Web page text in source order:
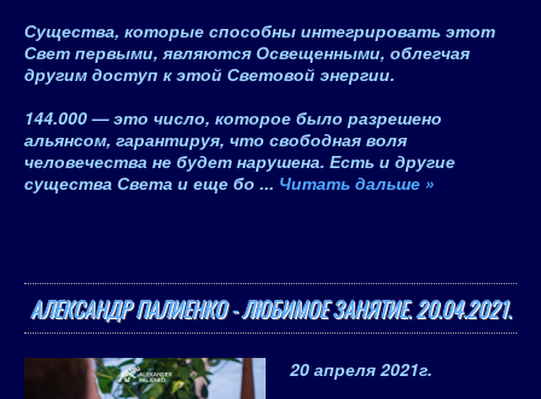
Существа, которые способны интегрировать этот
Свет первыми, являются Освещенными, облегчая
другим доступ к этой Световой энергии.
144.000 — это число, которое было разрешено
альянсом, гарантируя, что свободная воля
человечества не будет нарушена. Есть и другие
существа Света и еще бо ... Читать дальше »
АЛЕКСАНДР ПАЛИЕНКО - ЛЮБИМОЕ ЗАНЯТИЕ. 20.04.2021.
20 апреля 2021г.